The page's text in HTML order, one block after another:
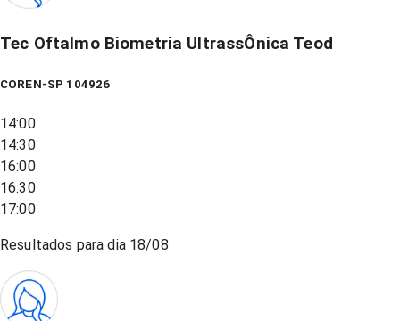
Tec Oftalmo Biometria UltrassÔnica Teod
COREN-SP 104926
14:00
14:30
16:00
16:30
17:00
Resultados para dia 18/08